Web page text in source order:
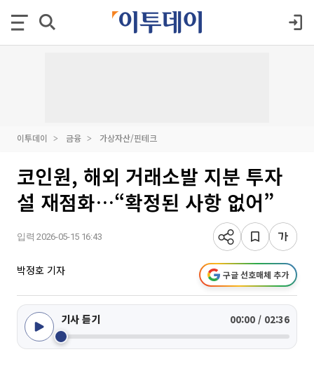
이투데이 금융 가상자산/핀테크
코인원, 해외 거래소발 지분 투자
설 재점화…“확정된 사항 없어”
입력 2026-05-15 16:43
박정호 기자 구글 선호매체 추가
기사 듣기 00:00 / 02:36